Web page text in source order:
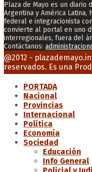
Plaza de Mayo es un diario
Argentina y América Latina,
federal e integracionista
convierte al portal en uno
interregionales, fuera del
Contáctanos:
Facebook
Twitter
Instagram
Youtube
Email
@2012 -
reservados. Es una
PORTADA
Nacional
Provincias
Internacional
Política
Economía
Sociedad
Educación
Info General
Policial y